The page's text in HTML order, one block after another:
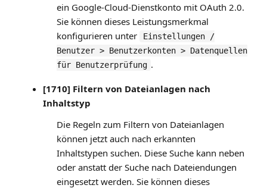
ein Google-Cloud-Dienstkonto mit OAuth 2.0.
Sie können dieses Leistungsmerkmal
konfigurieren unter
Einstellungen /
Benutzer > Benutzerkonten > Datenquellen
für Benutzerprüfung .
[1710] Filtern von Dateianlagen nach
Inhaltstyp
Die Regeln zum Filtern von Dateianlagen
können jetzt auch nach erkannten
Inhaltstypen suchen. Diese Suche kann neben
oder anstatt der Suche nach Dateiendungen
eingesetzt werden. Sie können dieses